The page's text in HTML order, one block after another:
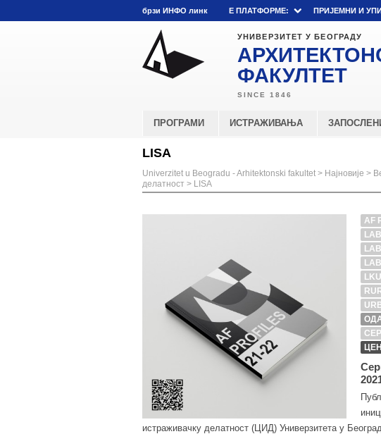
брзи ИНФО линк E ПЛАТФОРМЕ: ПРИЈЕМНИ И
УНИВЕРЗИТЕТ У БЕОГРАДУ
ФАКУЛТЕТ
ПРОГРАМИ ИСТРАЖИВАЊА
LISA
Univerzitet u Beogradu - Arhitektonski fakultet > Најновије >
делатност > LISA
AF
истраживачку делатност (ЦИД) Универзитета у